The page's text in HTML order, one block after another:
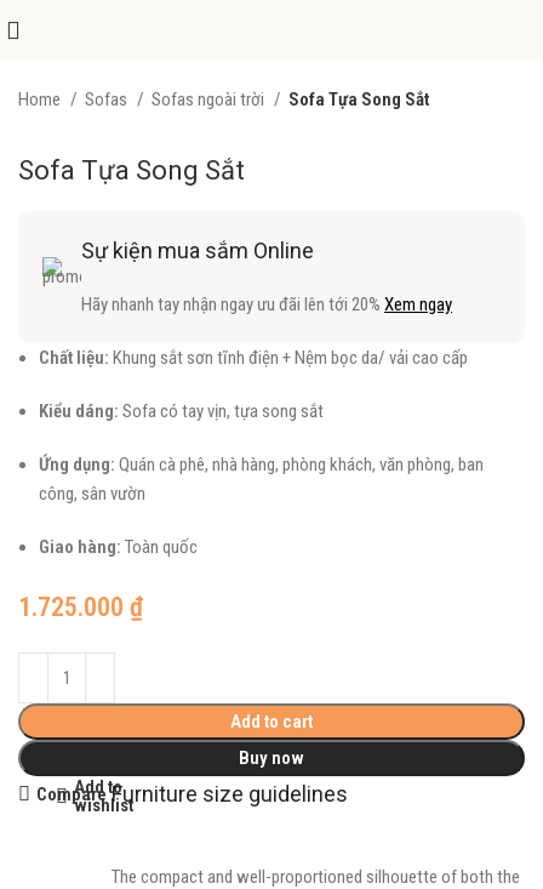
Home Sofas Sofas ngoài trời Sofa Tựa Song Sắt
Sofa Tựa Song Sắt
Sự kiện mua sắm Online
Hãy nhanh tay nhận ngay ưu đãi lên tới 20%Xem ngay
Chất liệu: Khung sắt sơn tĩnh điện + Nệm bọc da/ vải cao cấp
Kiểu dáng: Sofa có tay vịn, tựa song sắt
Ứng dụng: Quán cà phê, nhà hàng, phòng khách, văn phòng, ban
công, sân vườn
Giao hàng: Toàn quốc
1.725.000₫
Add to cart
Buy now
Compare
Add to
wishlistFurniture size guidelines
The compact and well-proportioned silhouette of both the